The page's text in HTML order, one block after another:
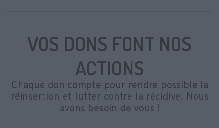
VOS DONS FONT NOS
ACTIONS
Chaque don compte pour rendre possible la
réinsertion et lutter contre la récidive. Nous
avons besoin de vous !